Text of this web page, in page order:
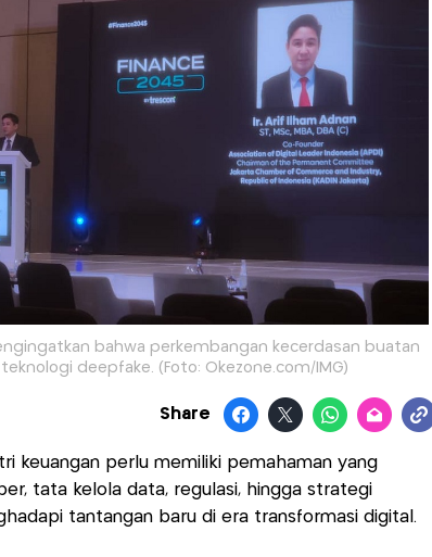
bahwa perkembangan kecerdasan buatan
deepfake. (Foto: Okezone.com/IMG)
Share
keuangan perlu memiliki pemahaman yang
tata kelola data, regulasi, hingga strategi
tantangan baru di era transformasi digital.